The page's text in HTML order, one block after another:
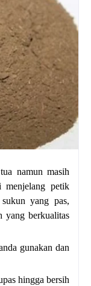
namun masih
menjelang petik
yang pas,
yang berkualitas
gunakan dan
hingga bersih